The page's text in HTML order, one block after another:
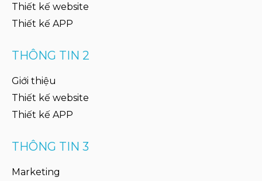
Thiết kế website
Thiết kế APP
THÔNG TIN 2
Giới thiệu
Thiết kế website
Thiết kế APP
THÔNG TIN 3
Marketing